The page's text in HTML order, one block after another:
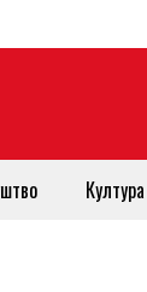
Култура